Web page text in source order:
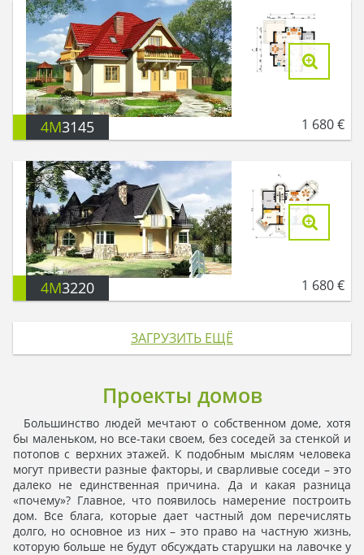
4M3145 1 680€
4M3220 1 680€
ЗАГРУЗИТЬ ЕЩЁ
Проекты домов
Большинство людей мечтают о собственном доме, хотя
бы маленьком, но все-таки своем, без соседей за стенкой и
потопов с верхних этажей. К подобным мыслям человека
могут привести разные факторы, и сварливые соседи – это
далеко не единственная причина. Да и какая разница
«почему»? Главное, что появилось намерение построить
дом. Все блага, которые дает частный дом перечислять
долго, но основное из них – это право на частную жизнь,
которую больше не будут обсуждать старушки на лавочке у